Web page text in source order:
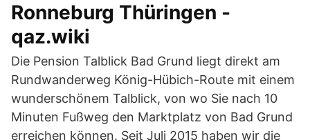
Ronneburg Thüringen -
qaz.wiki
Die Pension Talblick Bad Grund liegt direkt am
Rundwanderweg König-Hübich-Route mit einem
wunderschönem Talblick, von wo Sie nach 10
Minuten Fußweg den Marktplatz von Bad Grund
erreichen können. Seit Juli 2015 haben wir die